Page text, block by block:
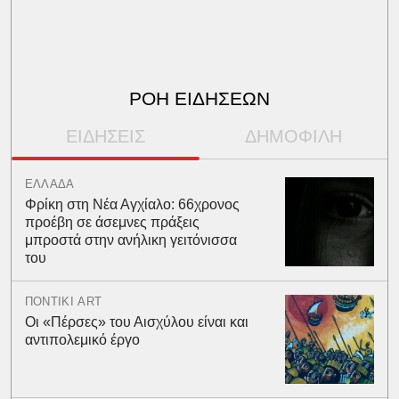
ΡΟΗ ΕΙΔΗΣΕΩΝ
ΕΙΔΗΣΕΙΣ ΔΗΜΟΦΙΛΗ
ΕΛΛΑΔΑ
Φρίκη στη Νέα Αγχίαλο: 66χρονος
προέβη σε άσεμνες πράξεις
μπροστά στην ανήλικη γειτόνισσα
του
ΠΟΝΤΙΚΙ ART
Οι «Πέρσες» του Αισχύλου είναι και
αντιπολεμικό έργο